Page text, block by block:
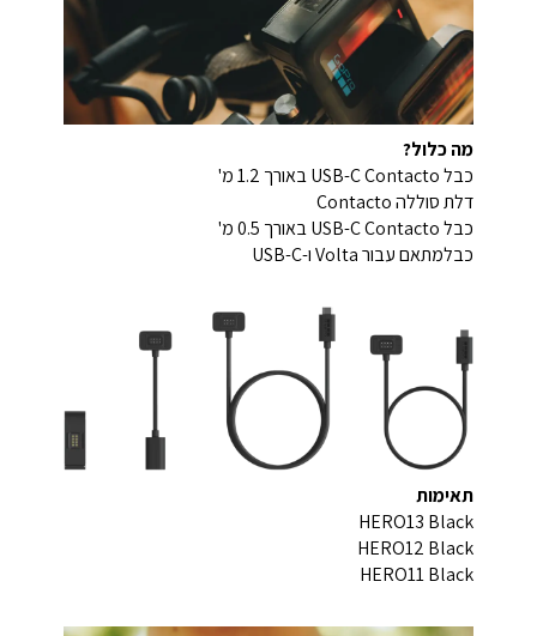
מה כלול?
כבל USB-C Contacto באורך 1.2 מ'
דלת סוללה Contacto
כבל USB-C Contacto באורך 0.5 מ'
כבלמתאם עבור Volta ו-USB-C
תאימות
HERO13 Black
HERO12 Black
HERO11 Black